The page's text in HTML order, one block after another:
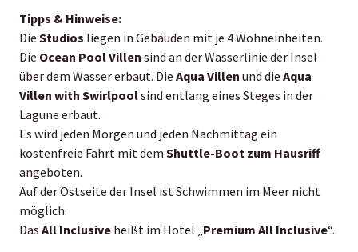
Tipps & Hinweise:
Die Studios liegen in Gebäuden mit je 4 Wohneinheiten.
Die Ocean Pool Villen sind an der Wasserlinie der Insel
über dem Wasser erbaut. Die Aqua Villen und die Aqua
Villen with Swirlpoolsind entlang eines Steges in der
Lagune erbaut.
Es wird jeden Morgen und jeden Nachmittag ein
kostenfreie Fahrt mit dem Shuttle-Boot zum Hausriff
angeboten.
Auf der Ostseite der Insel ist Schwimmen im Meer nicht
möglich.
Das All Inclusive heißt im Hotel „ Premium All Inclusive“.